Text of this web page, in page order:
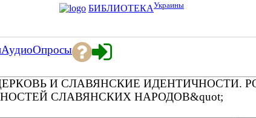
БИБЛИОТЕКАУкраины
АудиоОпросы
И СЛАВЯНСКИЕ ИДЕНТИЧНОСТИ.
СЛАВЯНСКИХ НАРОДОВ&quot;